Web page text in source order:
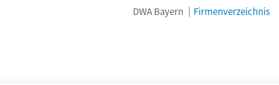
DWA Bayern Firmenverzeichnis